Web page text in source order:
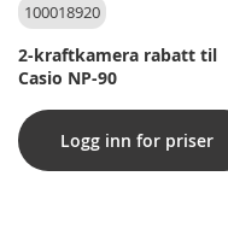
100018920
2-kraftkamera rabatt til
Casio NP-90
Logg inn for priser